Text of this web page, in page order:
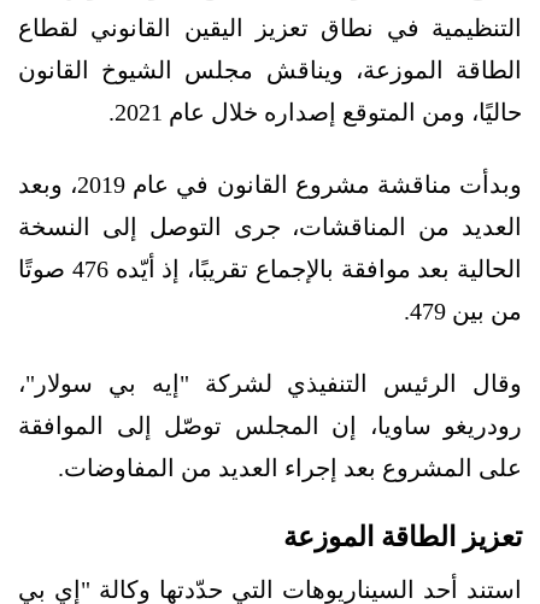
التنظيمية في نطاق تعزيز اليقين القانوني لقطاع
الطاقة الموزعة، ويناقش مجلس الشيوخ القانون
حاليًا، ومن المتوقع إصداره خلال عام 2021.
وبدأت مناقشة مشروع القانون في عام 2019، وبعد
العديد من المناقشات، جرى التوصل إلى النسخة
الحالية بعد موافقة بالإجماع تقريبًا، إذ أيّده 476 صوتًا
من بين 479.
وقال الرئيس التنفيذي لشركة "إيه بي سولار"،
رودريغو ساويا، إن المجلس توصّل إلى الموافقة
على المشروع بعد إجراء العديد من المفاوضات.
تعزيز الطاقة الموزعة
استند أحد السيناريوهات التي حدّدتها وكالة "إي بي